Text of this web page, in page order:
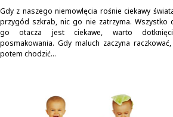
Gdy z naszego niemowlęcia rośnie ciekawy
przygód szkrab, nic go nie zatrzyma. Wszystko
go otacza jest ciekawe, warto
posmakowania. Gdy maluch zaczyna
potem chodzić...